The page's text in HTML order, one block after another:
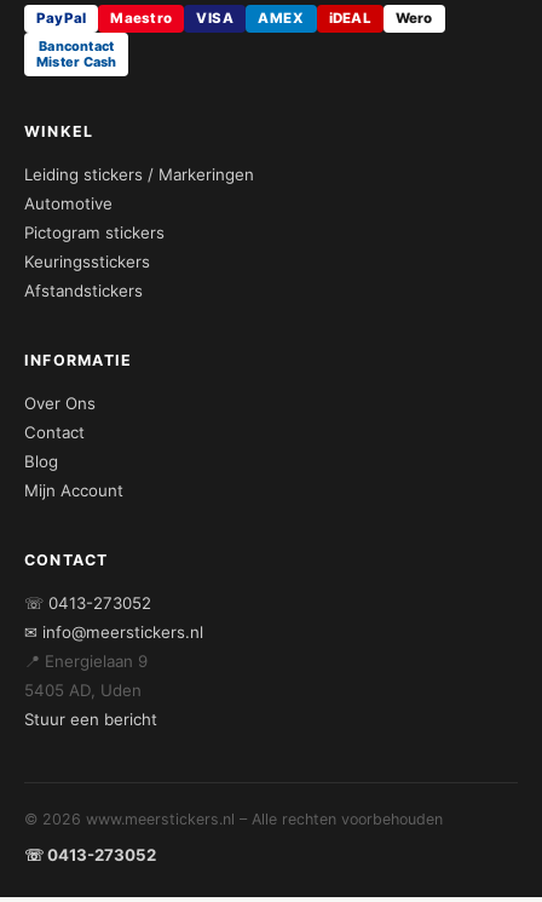
PayPal Maestro VISA AMEX iDEAL
Wero
Bancontact
Mister Cash
WINKEL
Leiding stickers / Markeringen
Automotive
Pictogram stickers
Keuringsstickers
Afstandstickers
INFORMATIE
Over Ons
Contact
Blog
Mijn Account
CONTACT
☏ 0413-273052
✉ info@meerstickers.nl
📍 Energielaan 9
5405 AD, Uden
Stuur een bericht
© 2026 www.meerstickers.nl – Alle rechten voorbehouden
☏ 0413-273052